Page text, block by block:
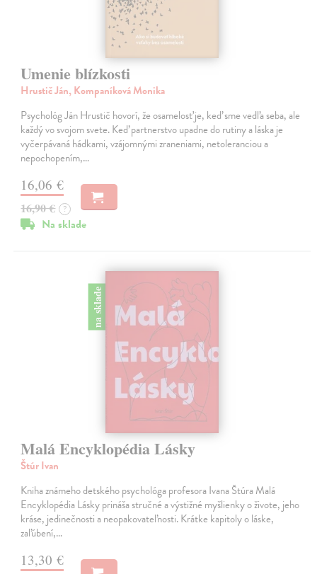
Umenie blízkosti
Hrustič Ján, Kompaníková Monika
Psychológ Ján Hrustič hovorí, že osamelosť je, keď sme vedľa seba, ale
každý vo svojom svete. Keď partnerstvo upadne do rutiny a láska je
vyčerpávaná hádkami, vzájomnými zraneniami, netoleranciou a
nepochopením,…
16,06 €
16,90 € ?
Na sklade
na sklade
Malá Encyklopédia Lásky
Štúr Ivan
Kniha známeho detského psychológa profesora Ivana Štúra Malá
Encyklopédia Lásky prináša stručné a výstižné myšlienky o živote, jeho
kráse, jedinečnosti a neopakovateľnosti. Krátke kapitoly o láske,
zaľúbení,…
13,30 €